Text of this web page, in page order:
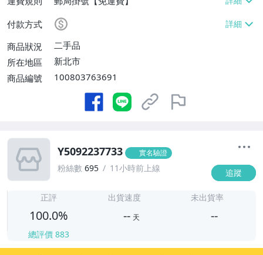
付款方式
商品狀況
二手品
所在地區
新北市
商品編號
100803763691
Y5092237733 實名驗證
粉絲數 695 11小時前上線 追蹤
正評
100.0%
總評價 883
出貨速度
-- 天
未出貨率
--